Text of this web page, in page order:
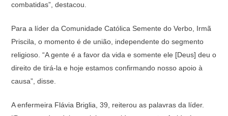
combatidas”, destacou.
Para a líder da Comunidade Católica Semente do Verbo, Irmã
Priscila, o momento é de união, independente do segmento
religioso. “A gente é a favor da vida e somente ele [Deus] deu o
direito de tirá-la e hoje estamos confirmando nosso apoio à
causa”, disse.
A enfermeira Flávia Briglia, 39, reiterou as palavras da líder.